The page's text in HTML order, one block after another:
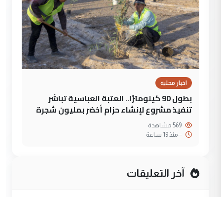
اخبار محلية
بطول 90 كيلومترًا.. العتبة العباسية تباشر
تنفيذ مشروع لإنشاء حزام أخضر بمليون شجرة
--منذ 19 ساعة
آخر التعليقات